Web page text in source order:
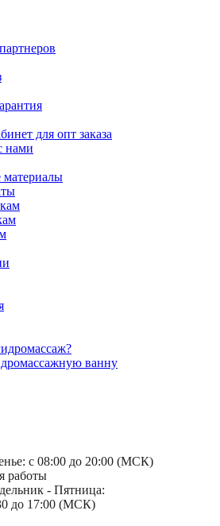
для опт заказа
нами
ванну
с 08:00 до 20:00 (МСК)
работы
- Пятница:
до 17:00 (МСК)